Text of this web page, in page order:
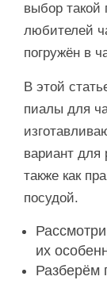
выбор
любителей
погружён в
В этой
пиалы для
вариант для
также как
посудой.
их
Разберём